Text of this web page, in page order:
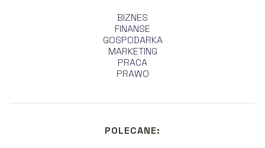
BIZNES
FINANSE
GOSPODARKA
MARKETING
PRACA
PRAWO
POLECANE: